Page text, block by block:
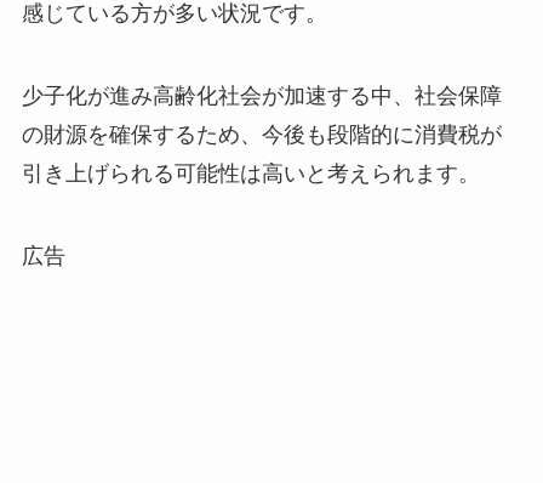
感じている方が多い状況です。
少子化が進み高齢化社会が加速する中、社会保障
の財源を確保するため、今後も段階的に消費税が
引き上げられる可能性は高いと考えられます。
広告